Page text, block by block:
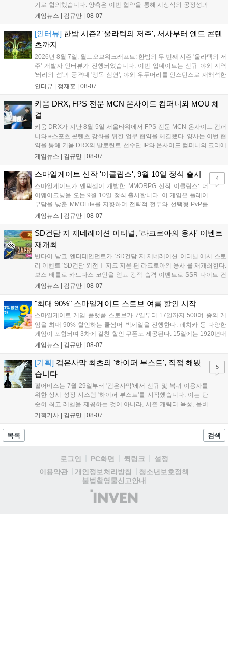
기로 합의했습니다. 양측은 이번 협약을 통해 시상식의 공정성과
전문성을 강화하고 MZ세대를 겨냥한 미디어 영향력을 확대해 e
김영만 회장은 10년 만에 재추진되는 이번 시상식이 e스포츠의
성과와 가치를 널리 알리는 권위 있는 행사가 되도록 노력하겠다
고 밝혔습니다....
게임뉴스 | 김규만 08-07
[인터뷰] 한밤 시즌2 '울라텍의 저주', 서사부터 엔드 콘텐
츠까지
2026년 8월 7일, 월드오브워크래프트: 한밤의 두 번째 시즌 '울라텍의 저
주' 개발자 인터뷰가 진행되었습니다. 이번 업데이트는 신규 야외 지역
'똬리의 섬'과 공격대 '맹독 심연', 야외 우두머리를 인스턴스로 재해석한
'소굴'을 포함합니다. 개발진은 하우징 시스템 개선 및 신화+ 던전 로테이
를 표했습니다....
인터뷰 | 정재훈 08-07
키움 DRX, FPS 전문 MCN 온사이드 컴퍼니와 MOU 체
결
키움 DRX가 지난 8월 5일 서울타워에서 FPS 전문 MCN 온사이드 컴퍼
니와 e스포츠 콘텐츠 강화를 위한 업무 협약을 체결했다. 양사는 이번 협
약을 통해 키움 DRX의 발로란트 선수단 IP와 온사이드 컴퍼니의 크리에
이터 네트워크를 결합하여 정규 및 특별 콘텐츠를 공동 기획한다. 또한
오프라인 연계 프로그램을 순차적으로 선보이며 e스포츠 생태계 확장에
나설 계획이다....
게임뉴스 | 김규만 08-07
스마일게이트 신작 '이클립스', 9월 10일 정식 출시
스마일게이트가 엔픽셀이 개발한 MMORPG 신작 이클립스: 더
어웨이크닝을 오는 9월 10일 정식 출시합니다. 이 게임은 플레이
부담을 낮춘 MMOLite를 지향하며 전략적 전투와 선택형 PvP를
특징으로 합니다. 현재 공식 홈페이지와 앱 마켓에서 사전등록을
니다. 또한 카카오톡 채널 추가 시 주차별 스페셜 쿠폰과 한정 스
킨, 경품 이벤트 등 풍성한 혜택을 마련해 이용자들의 기대를 모
으고 있습니다....
게임뉴스 | 김규만 08-07
4
SD건담 지 제네레이션 이터널, '라크로아의 용사' 이벤트
재개최
반다이 남코 엔터테인먼트가 ‘SD건담 지 제네레이션 이터널’에서 스토
리 이벤트 ‘SD건담 외전Ⅰ 지크 지온 편 라크로아의 용사’를 재개최한다.
보스 배틀로 카드다스 코인을 얻고 강적 습격 이벤트로 SSR 나이트 건
담을 획득할 수 있다. 로그인 보너스로 최대 다이아 3,000개를 지급하며,
원 증정한다. 또한 9월 30일까지 공식 유튜브에서 특별 프로그램을 시청
할 수 있다....
게임뉴스 | 김규만 08-07
"최대 90%" 스마일게이트 스토브 여름 할인 시작
스마일게이트 게임 플랫폼 스토브가 7일부터 17일까지 500여 종의 게
임을 최대 90% 할인하는 쿨썸머 빅세일을 진행한다. 페치카 등 다양한
게임이 포함되며 3차에 걸친 할인 쿠폰도 제공된다. 15일에는 1920년대
경성 배경의 신작 그날의 신문이 출시되며, 15일부터 17일까지는 국내
은 공식 페이지에서 확인 가능하다....
게임뉴스 | 김규만 08-07
[기획] 검은사막 최초의 '하이퍼 부스트', 직접 해봤
습니다
펄어비스는 7월 29일부터 '검은사막'에서 신규 및 복귀 이용자를
위한 상시 성장 시스템 '하이퍼 부스트'를 시작했습니다. 이는 단
순히 최고 레벨을 제공하는 것이 아니라, 시즌 캐릭터 육성, 올비
아 아카데미 수료, 아침의 나라 설화 진행 등 4단계 과정을 통해
용자는 과제를 완수하며 동(V) 투발라 장비와 검은별 무기, 카라
기획기사 | 김규만 08-07
5
목록 검색
로그인 PC화면 퀵링크
설정
이용약관
개인정보처리방침
청소년보호정책
불법촬영물신고안내
(주)
인